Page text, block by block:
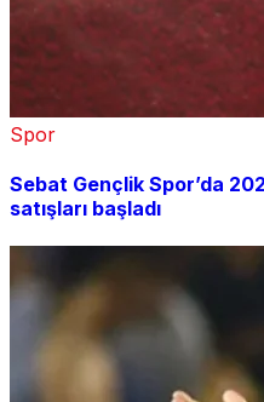
Spor
Sebat Gençlik Spor’da
satışları başladı